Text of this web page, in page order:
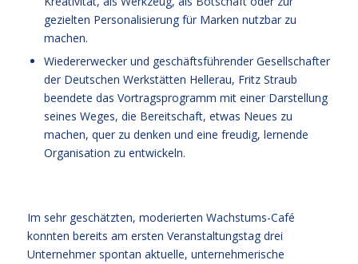
gezielten Personalisierung für Marken nutzbar zu
machen.
Wiedererwecker und geschäftsführender Gesellschafter
der Deutschen Werkstätten Hellerau, Fritz Straub
beendete das Vortragsprogramm mit einer Darstellung
seines Weges, die Bereitschaft, etwas Neues zu
machen, quer zu denken und eine freudig, lernende
Organisation zu entwickeln.
Im sehr geschätzten, moderierten Wachstums-Café
konnten bereits am ersten Veranstaltungstag drei
Unternehmer spontan aktuelle, unternehmerische